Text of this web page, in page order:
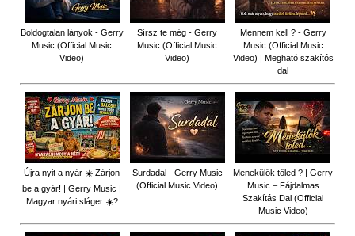
Boldogtalan lányok - Gerry
Music (Official Music
Video)
Sírsz te még - Gerry
Music (Official Music
Video)
Mennem kell ? - Gerry
Music (Official Music
Video) | Megható szakítós
dal
Újra nyit a nyár ☀️ Zárjon
be a gyár! | Gerry Music |
Magyar nyári sláger ☀️?
Surdadal - Gerry Music
(Official Music Video)
Menekülök tőled ? | Gerry
Music – Fájdalmas
Szakítás Dal (Official
Music Video)